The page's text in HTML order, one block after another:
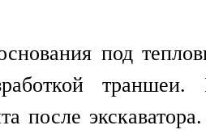
под
траншеи.
после